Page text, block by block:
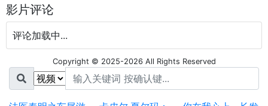
影片评论
评论加载中...
Copyright © 2025-2026 All Rights Reserved